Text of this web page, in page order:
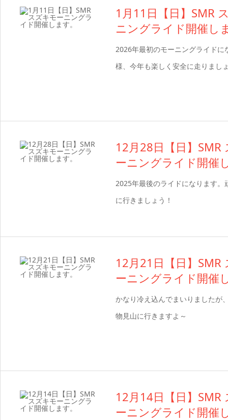
1月11日【日】SMR
ニングライド開催し
2026年最初のモーニングライドに
様、今年も楽しく安全に走りまし
12月28日【日】SMR
ーニングライド開催
2025年最後のライドになります。
に行きましょう！
12月21日【日】SMR
ーニングライド開催
かなり冷え込んでまいりましたが
物見山に行きますよ～
12月14日【日】SMR
ーニングライド開催